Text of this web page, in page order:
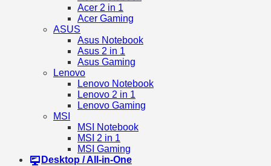
Acer 2 in 1
Acer Gaming
ASUS
Asus Notebook
Asus 2 in 1
Asus Gaming
Lenovo
Lenovo Notebook
Lenovo 2 in 1
Lenovo Gaming
MSI
MSI Notebook
MSI 2 in 1
MSI Gaming
Desktop / All-in-One